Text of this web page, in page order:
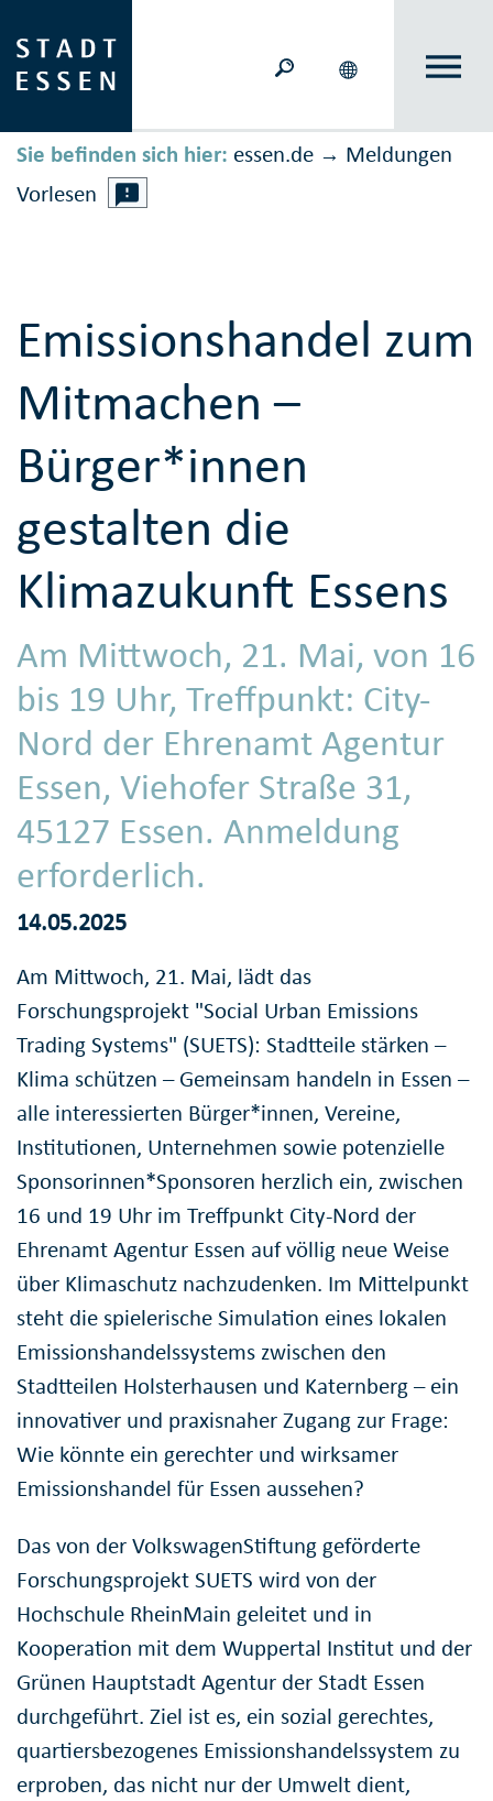
Sie befinden sich hier: essen.de → Meldungen
Vorlesen
Emissionshandel zum
Mitmachen –
Bürger*innen
gestalten die
Klimazukunft Essens
Am Mittwoch, 21. Mai, von 16
bis 19 Uhr, Treffpunkt: City-
Nord der Ehrenamt Agentur
Essen, Viehofer Straße 31,
45127 Essen. Anmeldung
erforderlich.
14.05.2025
Am Mittwoch, 21. Mai, lädt das
Forschungsprojekt "Social Urban Emissions
Trading Systems" (SUETS): Stadtteile stärken –
Klima schützen – Gemeinsam handeln in Essen –
alle interessierten Bürger*innen, Vereine,
Institutionen, Unternehmen sowie potenzielle
Sponsorinnen*Sponsoren herzlich ein, zwischen
16 und 19 Uhr im Treffpunkt City-Nord der
Ehrenamt Agentur Essen auf völlig neue Weise
über Klimaschutz nachzudenken. Im Mittelpunkt
steht die spielerische Simulation eines lokalen
Emissionshandelssystems zwischen den
Stadtteilen Holsterhausen und Katernberg – ein
innovativer und praxisnaher Zugang zur Frage:
Wie könnte ein gerechter und wirksamer
Emissionshandel für Essen aussehen?
Das von der VolkswagenStiftung geförderte
Forschungsprojekt SUETS wird von der
Hochschule RheinMain geleitet und in
Kooperation mit dem Wuppertal Institut und der
Grünen Hauptstadt Agentur der Stadt Essen
durchgeführt. Ziel ist es, ein sozial gerechtes,
quartiersbezogenes Emissionshandelssystem zu
erproben, das nicht nur der Umwelt dient,